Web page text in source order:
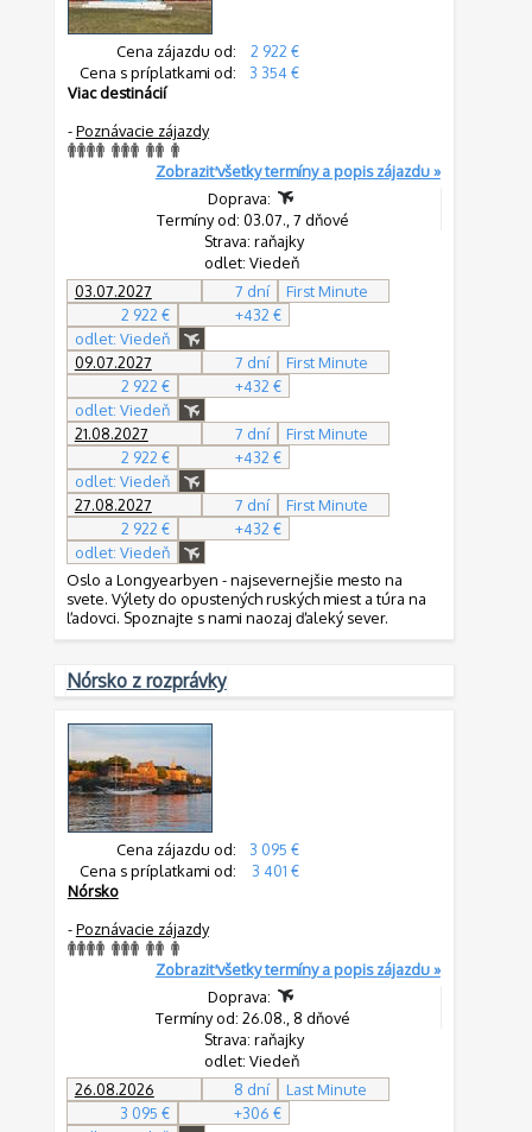
Cena zájazdu od:
2 922 €
Cena s príplatkami od:
3 354 €
Viac destinácií
-Poznávacie zájazdy
Zobraziť všetky termíny a popis zájazdu »
Doprava:
Termíny od: 03.07., 7 dňové
Strava: raňajky
odlet: Viedeň
03.07.2027
7 dní
First Minute
2 922 €
+432 €
odlet: Viedeň
09.07.2027
7 dní
First Minute
2 922 €
+432 €
odlet: Viedeň
21.08.2027
7 dní
First Minute
2 922 €
+432 €
odlet: Viedeň
27.08.2027
7 dní
First Minute
2 922 €
+432 €
odlet: Viedeň
Oslo a Longyearbyen - najsevernejšie mesto na
svete. Výlety do opustených ruských miest a túra na
ľadovci. Spoznajte s nami naozaj ďaleký sever.
Nórsko z rozprávky
Cena zájazdu od:
3 095 €
Cena s príplatkami od:
3 401 €
Nórsko
-Poznávacie zájazdy
Zobraziť všetky termíny a popis zájazdu »
Doprava:
Termíny od: 26.08., 8 dňové
Strava: raňajky
odlet: Viedeň
26.08.2026
8 dní
Last Minute
3 095 €
+306 €